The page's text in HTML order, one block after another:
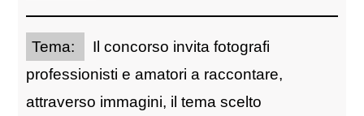
Tema:
Il concorso invita fotografi
professionisti e amatori a raccontare,
attraverso immagini, il tema scelto